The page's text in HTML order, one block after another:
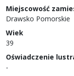
Miejscowość
Drawsko Pomorskie
Wiek
39
Oświadczenie
-